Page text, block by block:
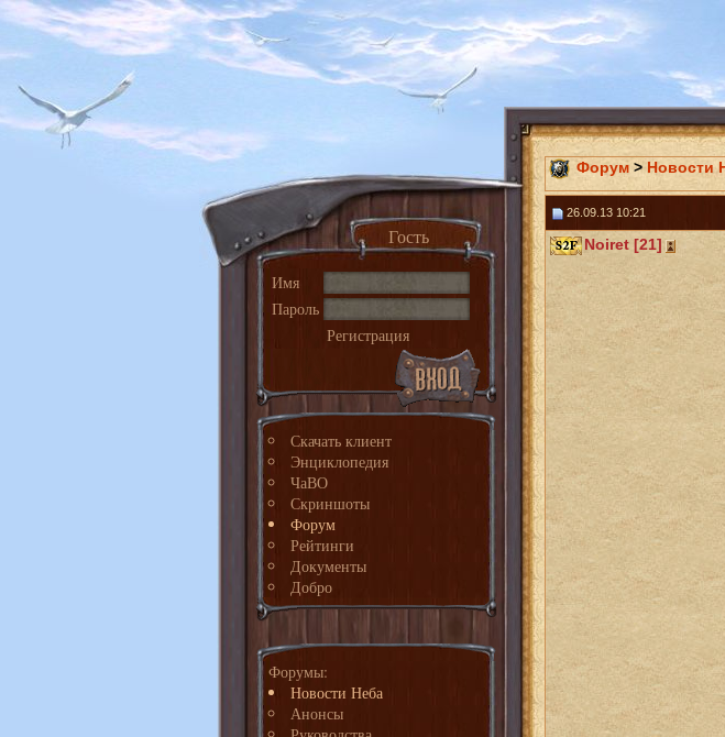
Гость
Имя
Пароль
Регистрация
Скачать клиент
Энциклопедия
ЧаВО
Скриншоты
Форум
Рейтинги
Документы
Добро
Форумы:
Новости Неба
Анонсы
Форум> Новости
26.09.13 10:21
Noiret [21]